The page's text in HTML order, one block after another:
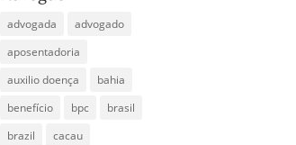
advogada
advogado
aposentadoria
auxilio doença
bahia
benefício
bpc
brasil
brazil
cacau